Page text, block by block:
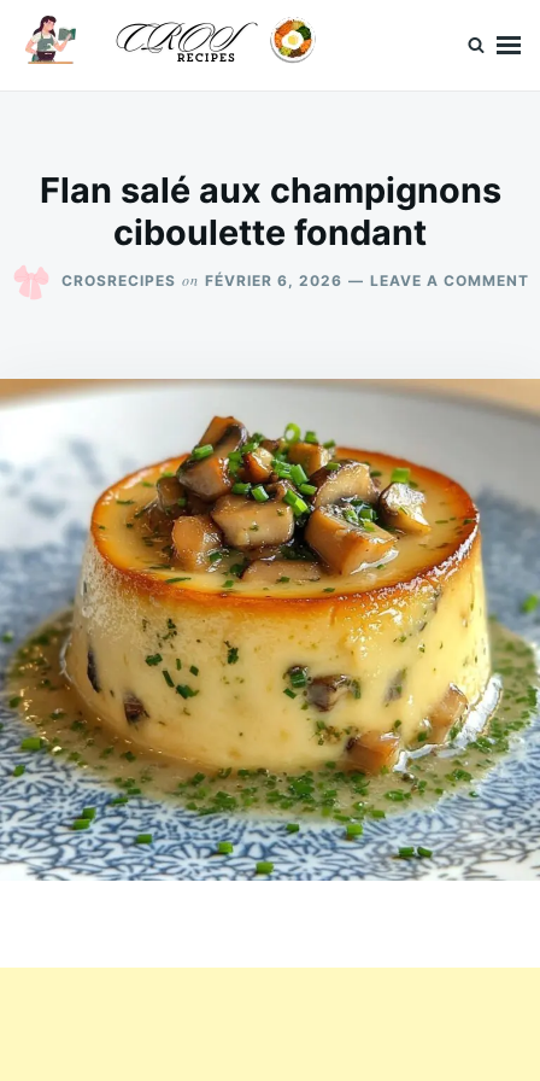
SkipSearch
for:
Flan salé aux champignons
ciboulette fondant
CROSRECIPES on FÉVRIER 6, 2026 LEAVE A COMMENT